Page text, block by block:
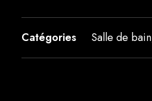
Catégories Salle de bain